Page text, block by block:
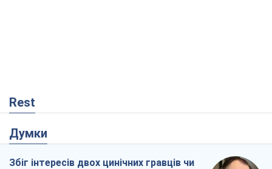
Rest
Думки
Збіг інтересів двох цинічних гравців чи